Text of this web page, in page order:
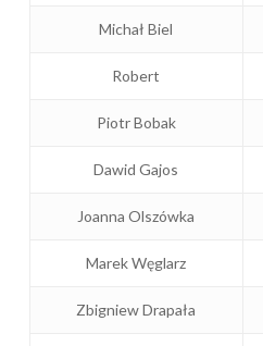
Michał Biel
Robert
Piotr Bobak
Dawid Gajos
Joanna Olszówka
Marek Węglarz
Zbigniew Drapała